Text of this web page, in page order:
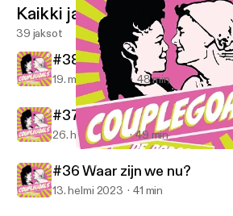
CoupleGoals de podcast
Kaikki jaksot
39 jaksot
#38 Bappie en Jamil
19. maalis 2023 48 min
#37 Jeffrey en Vera
26. helmi 2023 49 min
#36 Waar zijn we nu?
13. helmi 2023 41 min